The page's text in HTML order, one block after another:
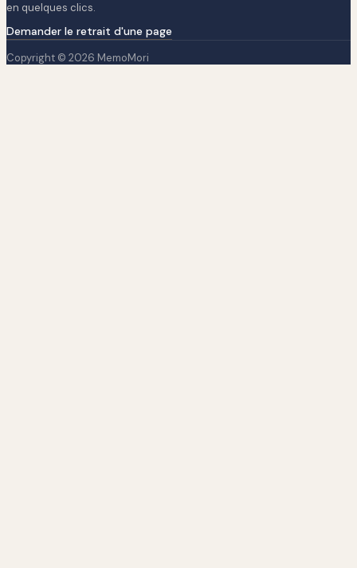
en quelques clics.
Demander le retrait d'une page
Copyright © 2026 MemoMori